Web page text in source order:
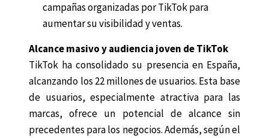
campañas organizadas por TikTok para
aumentar su visibilidad y ventas.
Alcance masivo y audiencia joven de TikTok
TikTok ha consolidado su presencia en España,
alcanzando los 22 millones de usuarios. Esta base
de usuarios, especialmente atractiva para las
marcas, ofrece un potencial de alcance sin
precedentes para los negocios. Además, según el